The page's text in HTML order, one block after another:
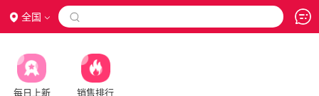
全国 
每日上新 销售排行